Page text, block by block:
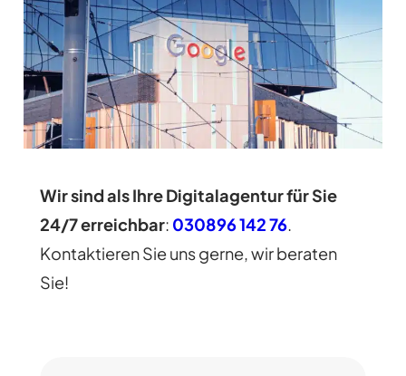
Wir sind als Ihre Digitalagentur für Sie
24/7 erreichbar: 030896 142 76.
Kontaktieren Sie uns gerne, wir beraten
Sie!